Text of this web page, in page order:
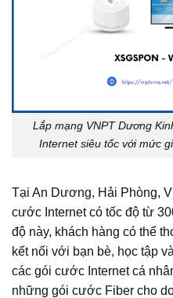
Lắp mạng VNPT Dương
Internet siêu tốc với mức
Tại An Dương, Hải Phòng,
cước Internet có tốc độ từ
độ này, khách hàng có thể
kết nối với bạn bè, học tập
các gói cước Internet cá
những gói cước Fiber cho